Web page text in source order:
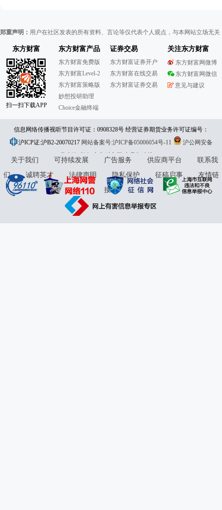
郑重声明： 用户在社区发表的所有资料、言论等仅代表个人观点，与本网站立场无
东方财富
扫一扫下载APP
东方财富产品
东方财富免费版
东方财富Level-2
东方财富策略版
妙想投研助理
Choice金融终端
证券交易
东方财富证券开户
东方财富在线交易
东方财富证券交易
关注东方财富
东方财富网微博
东方财富网微信
意见与建议
信息网络传播视听节目许可证：0908328号 经营证券期货业务许可证编号：
913101046312860336 违法和不良信息举报:021-61278686 举报邮箱：
jubao@eastmoney.com
沪ICP证:沪B2-20070217 网站备案号:沪ICP备05006054号-11
沪公网安备
31010402000120号版权所有:东方财富网意见与建议:4000300059/952500
关于我们 可持续发展 广告服务 供应商平台
联系我
们
诚聘英才 法律声明 隐私保护 征稿启事
友情链
接